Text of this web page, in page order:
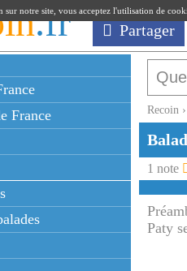
.fr Partager
France
Recoin ›
1 note
Paty
notre site, vous acceptez l'utilisation de